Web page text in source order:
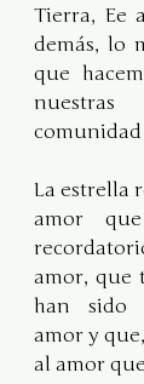
Tierra, Ee
demás, lo
que
comunidad
La estrella
amor
amor, que
han sido
amor y
al amor